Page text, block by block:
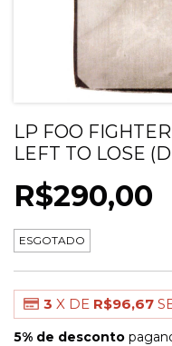
LP FOO
LEFT TO LOSE
R$290,00
ESGOTADO
3 X DE R$96,67
5% de desconto